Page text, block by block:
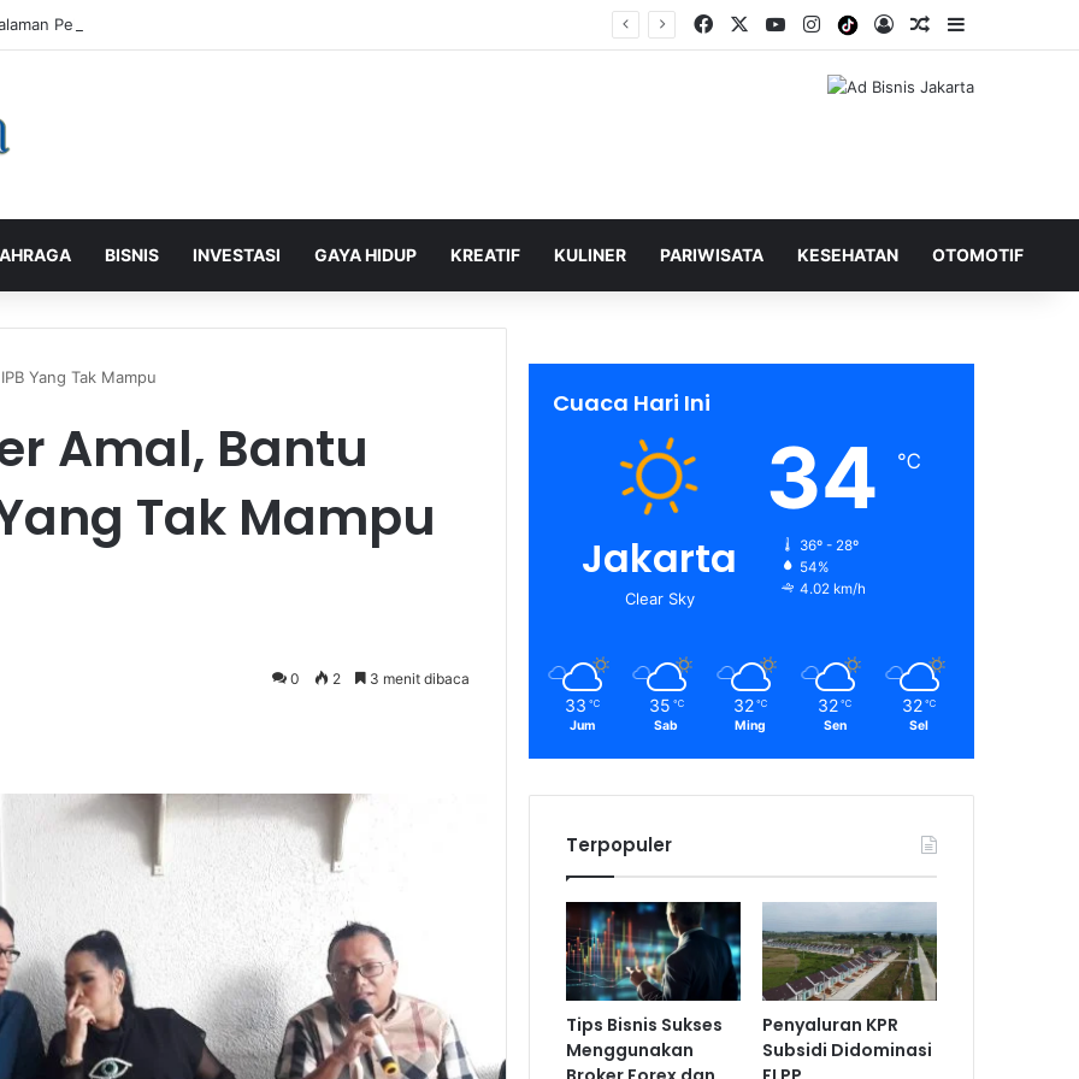
Pelanggan, PLN Icon Plus Sabet Tiga Penghargaan CCW 2026 Facebook YouTubeInstagramTiktokLog InShuffle Berita
BISNIS INVESTASI GAYA HIDUP KREATIF KULINER PARIWISATA KESEHATAN OTOMOTIF
Yang Tak Mampu
Amal, Bantu
Tak Mampu
0 2 3 menit dibaca
Cuaca Hari Ini
Jakarta
Clear Sky
34 ℃
36º - 28º
54%
4.02 km/h
33 ℃
Jum
35 ℃
Sab
32 ℃
Ming
32 ℃
Sen
32 ℃
Sel
Terpopuler
Tips Bisnis Sukses
Menggunakan
Penyaluran KPR
Subsidi Didominasi